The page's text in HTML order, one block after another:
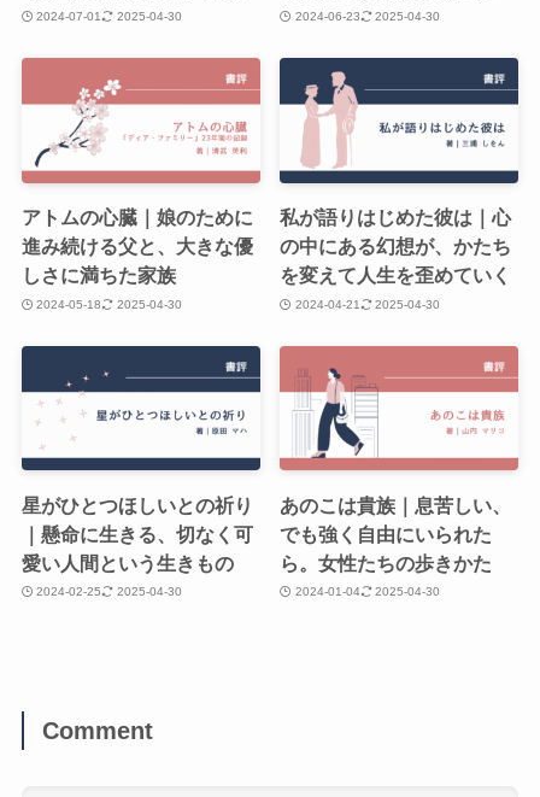
2024-07-01 2025-04-30 2024-06-23 2025-04-30
アトムの心臓｜娘のために
進み続ける父と、大きな優
しさに満ちた家族
2024-05-18 2025-04-30
私が語りはじめた彼は｜心
の中にある幻想が、かたち
を変えて人生を歪めていく
2024-04-21 2025-04-30
星がひとつほしいとの祈り
｜懸命に生きる、切なく可
愛い人間という生きもの
2024-02-25 2025-04-30
あのこは貴族｜息苦しい、
でも強く自由にいられた
ら。女性たちの歩きかた
2024-01-04 2025-04-30
Comment